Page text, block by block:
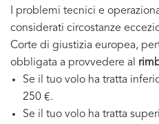
I problemi tecnici e
considerati circostanze
Corte di giustizia europea,
obbligata a provvedere al
Se il tuo volo ha tratta
250 €.
Se il tuo volo ha tratta